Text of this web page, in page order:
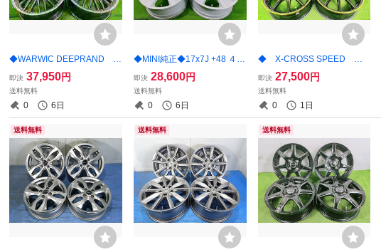
◆WARWIC DEEPRAND ◆
18x7J +55 5穴 114.3 中古
アルミホイール 4本【宮城発
送料無料】MYG-C17125
即決 37,950円
送料無料
0 6日
◆MINI純正◆17x7J +48 ４
穴-100 中古アルミ ホイール
4本 【宮城発 送料無料】MY
G-C17321
即決 28,600円
送料無料
0 6日
◆ X-CROSS SPEED ◆ 1
6x6J +38 4穴 100 中古 アル
ミホイール 4本【宮城発 送料
無料】MYG-B15855★
即決 27,500円
送料無料
0 1日
送料無料 送料無料 送料無料